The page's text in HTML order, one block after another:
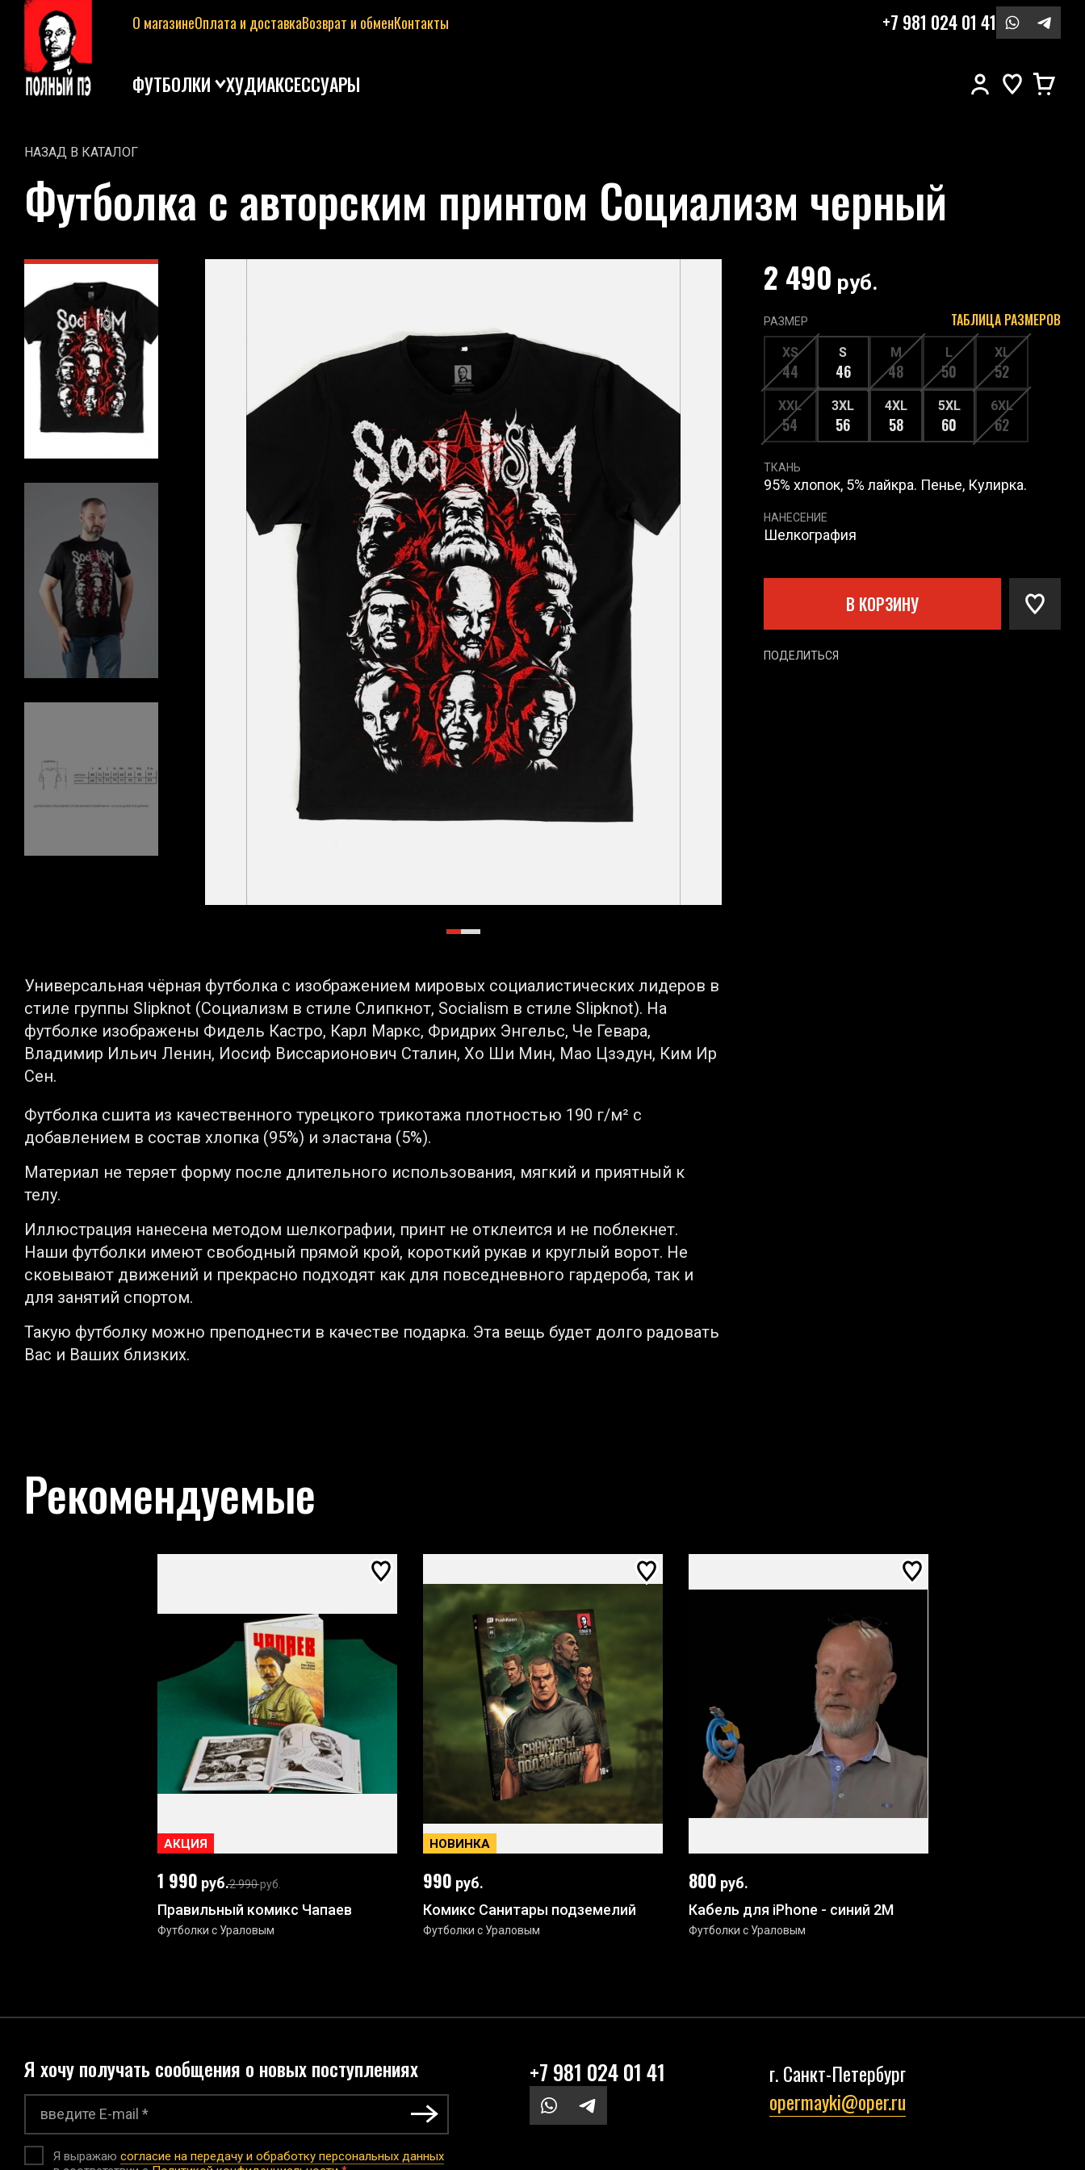
О магазинеОплата и доставкаВозврат и обменКонтакты +7 981 024 01 41
ФУТБОЛКИ ХУДИАКСЕССУАРЫ
НАЗАД В КАТАЛОГ
Футболка с авторским принтом Социализм черный
2 490 руб.
РАЗМЕР ТАБЛИЦА РАЗМЕРОВ
XS
44
S
46
M
48
L
50
XL
52
XXL
54
3XL
56
4XL
58
5XL
60
6XL
62
ТКАНЬ
95% хлопок, 5% лайкра. Пенье, Кулирка.
НАНЕСЕНИЕ
Шелкография
В КОРЗИНУ
ПОДЕЛИТЬСЯ
Универсальная чёрная футболка с изображением мировых социалистических лидеров в
стиле группы Slipknot (Социализм в стиле Слипкнот, Socialism в стиле Slipknot). На
футболке изображены Фидель Кастро, Карл Маркс, Фридрих Энгельс, Че Гевара,
Владимир Ильич Ленин, Иосиф Виссарионович Сталин, Хо Ши Мин, Мао Цзэдун, Ким Ир
Сен.
Футболка сшита из качественного турецкого трикотажа плотностью 190 г/м² с
добавлением в состав хлопка (95%) и эластана (5%).
Материал не теряет форму после длительного использования, мягкий и приятный к
телу.
Иллюстрация нанесена методом шелкографии, принт не отклеится и не поблекнет.
Наши футболки имеют свободный прямой крой, короткий рукав и круглый ворот. Не
сковывают движений и прекрасно подходят как для повседневного гардероба, так и
для занятий спортом.
Такую футболку можно преподнести в качестве подарка. Эта вещь будет долго радовать
Вас и Ваших близких.
Рекомендуемые
АКЦИЯ
2 990руб.
1 990 руб.
Правильный комикс Чапаев
Футболки с Ураловым
НОВИНКА
990 руб.
Комикс Санитары подземелий
Футболки с Ураловым
800 руб.
Кабель для iPhone - синий 2М
Футболки с Ураловым
Я хочу получать сообщения о новых поступлениях
Я выражаю согласие на передачу и обработку персональных данных
+7 981 024 01 41
г. Санкт-Петербург
opermayki@oper.ru